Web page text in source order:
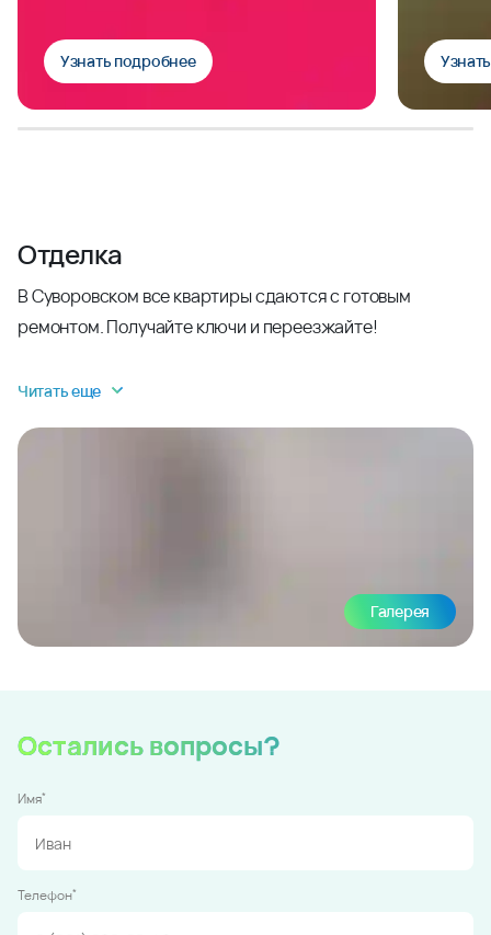
Узнать подробнее
Отделка
В Суворовском все квартиры сдаются с готовым
ремонтом. Получайте ключи и переезжайте!
Читать еще
Галерея
Остались вопросы?
Имя*
Телефон*